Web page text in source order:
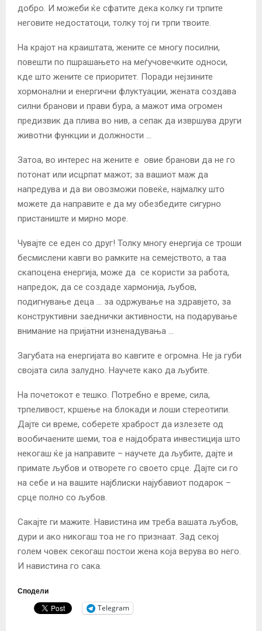
добро. И можеби ќе сфатите дека колку ги трпите
неговите недостатоци, толку тој ги трпи твоите.
На крајот на краиштата, жените се многу посилни,
повешти по пшрашањето на меѓучовечките односи,
кде што жените се приоритет. Поради нејзините
хормонални и енергични флуктуации, жената создава
силни бранови и прави бура, а мажот има огромен
предизвик да плива во нив, а сепак да извршува други
животни функции и должности …
Затоа, во интерес на жените е овие бранови да не го
потонат или исцрпат мажот; за вашиот маж да
напредува и да ви овозможи повеќе, најмалку што
можете да направите е да му обезбедите сигурно
пристаниште и мирно море.
Чувајте се еден со друг! Толку многу енергија се троши
бесмислени кавги во рамките на семејството, а таа
скапоцена енергија, може да се користи за работа,
напредок, да се создаде хармонија, љубов,
подигнување деца … за одржување на здравјето, за
конструктивни заеднички активности, на подарување
внимание на пријатни изненадувања …
Загубата на енергијата во кавгите е огромна. Не ја губи
својата сила залудно. Научете како да љубите.
На почетокот е тешко. Потребно е време, сила,
трпеливост, кршење на блокади и лоши стереотипи.
Дајте си време, соберете храброст да излезете од
вообичаените шеми, тоа е најдобрата инвестиција што
некогаш ќе ја направите – научете да љубите, дајте и
примате љубов и отворете го своето срце. Дајте си го
на себе и на вашите најблиски најубавиот подарок –
срце полно со љубов.
Сакајте ги мажите. Навистина им треба вашата љубов,
дури и ако никогаш тоа не го признаат. Зад секој
голем човек секогаш постои жена која верува во него.
И навистина го сака.
Сподели
Telegram